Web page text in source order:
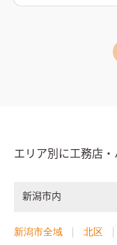
エリア別に工務店
新潟市内
新潟市全域 北区